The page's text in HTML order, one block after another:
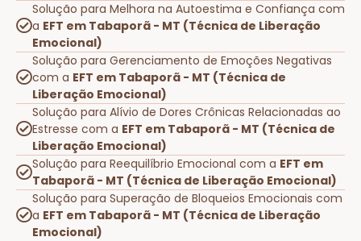
Solução para Melhora na Autoestima e Confiança com
a EFT em Tabaporã - MT (Técnica de Liberação
Emocional)
Solução para Gerenciamento de Emoções Negativas
com a EFT em Tabaporã - MT (Técnica de
Liberação Emocional)
Solução para Alívio de Dores Crônicas Relacionadas ao
Estresse com a EFT em Tabaporã - MT (Técnica de
Liberação Emocional)
Solução para Reequilíbrio Emocional com a EFT em
Tabaporã - MT (Técnica de Liberação Emocional)
Solução para Superação de Bloqueios Emocionais com
a EFT em Tabaporã - MT (Técnica de Liberação
Emocional)